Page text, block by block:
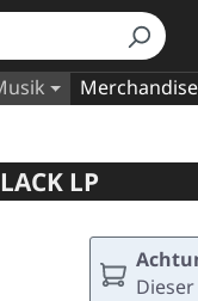
Merchandise
LP